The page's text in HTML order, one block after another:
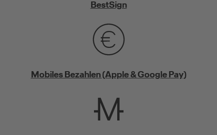
BestSign
Mobiles Bezahlen (Apple & Google Pay)